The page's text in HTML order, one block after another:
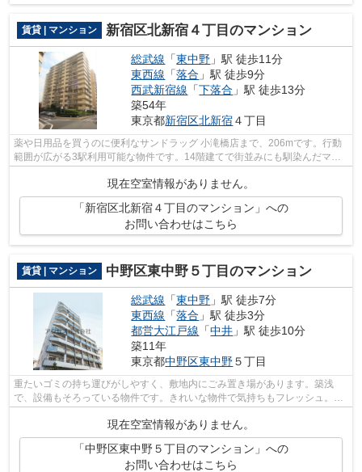
賃貸 | マンション 新宿区北新宿４丁目のマンション
総武線 「東中野 」駅 徒歩11分
東西線 「落合 」駅 徒歩9分
西武新宿線 「下落合 」駅 徒歩13分
築54年
東京都新宿区北新宿４丁目
薬や日用品を買うのに便利なサンドラッグ 小滝橋店まで、206mです。行動
範囲が広がる3駅利用可能な物件です。14階建てで街並みにも馴染んだマン
ションです。気になる情報を見つけたら...
現在空室情報がありません。
「新宿区北新宿４丁目のマンション」への
お問い合わせはこちら
賃貸 | マンション 中野区東中野５丁目のマンション
総武線 「東中野 」駅 徒歩7分
東西線 「落合 」駅 徒歩3分
都営大江戸線 「中井 」駅 徒歩10分
築11年
東京都中野区東中野５丁目
重たいゴミの持ち運びがしやすく、敷地内にごみ置き場があります。築浅
で、設備もそろっている物件です。きれいな物件で気持ちもフレッシュ。地
上10階建ての物件をご紹介。駅から徒歩6...
現在空室情報がありません。
「中野区東中野５丁目のマンション」への
お問い合わせはこちら